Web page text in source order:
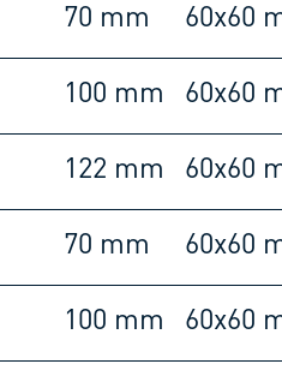
70 mm 60x60
100 mm 60x60
122 mm 60x60
70 mm 60x60
100 mm 60x60